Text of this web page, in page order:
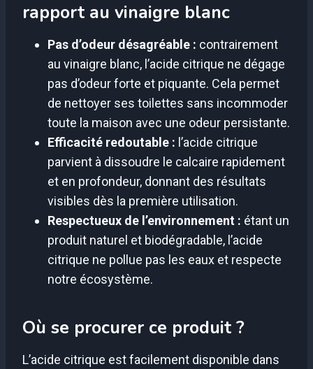
rapport au vinaigre blanc
Pas d’odeur désagréable : contrairement
au vinaigre blanc, l’acide citrique ne dégage
pas d’odeur forte et piquante. Cela permet
de nettoyer ses toilettes sans incommoder
toute la maison avec une odeur persistante.
Efficacité redoutable : l’acide citrique
parvient à dissoudre le calcaire rapidement
et en profondeur, donnant des résultats
visibles dès la première utilisation.
Respectueux de l’environnement : étant un
produit naturel et biodégradable, l’acide
citrique ne pollue pas les eaux et respecte
notre écosystème.
Où se procurer ce produit ?
L’acide citrique est facilement disponible dans